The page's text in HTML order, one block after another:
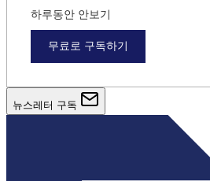
하루동안 안보기
무료로 구독하기
뉴스레터 구독